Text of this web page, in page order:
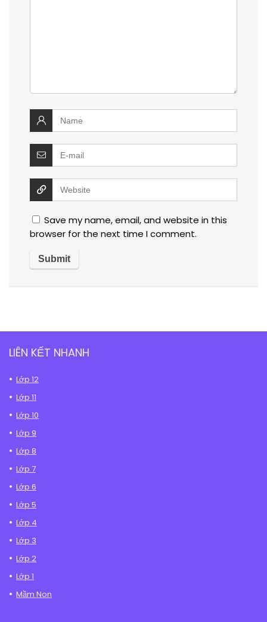
Save my name, email, and website in this
browser for the next time I comment.
LIÊN KẾT NHANH
Lớp 12
Lớp 11
Lớp 10
Lớp 9
Lớp 8
Lớp 7
Lớp 6
Lớp 5
Lớp 4
Lớp 3
Lớp 2
Lớp 1
Mầm Non